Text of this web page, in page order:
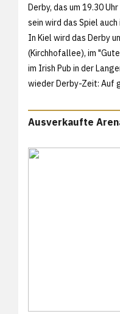
Derby, das um 19.30
sein wird das Spiel
In Kiel wird das Derby
(Kirchhofallee), im
im Irish Pub in der
wieder Derby-Zeit: Auf
Ausverkaufte